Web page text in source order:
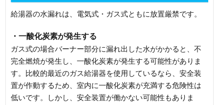
給湯器の水漏れは、電気式・ガス式ともに放置厳禁です。
・一酸化炭素が発生する
ガス式の場合バーナー部分に漏れ出した水がかかると、不
完全燃焼が発生し、一酸化炭素が発生する可能性がありま
す。比較的最近のガス給湯器を使用しているなら、安全装
置が作動するため、室内に一酸化炭素が充満する危険性は
低いです。しかし、安全装置が働かない可能性もありま